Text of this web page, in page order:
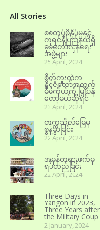
All Stories
စစ်တပ်ဖိနှိပ်မှုနှင့်
ကရင်နီပြည်နယ်ရှိ
ခုခံတော်လှန်ရေး
အဖွဲ့များ
25 April, 2024
စိတ်ကူးထဲက
နိုင်ငံတော်အတွက်
မိမိကိုယ်ကို မြှုပ်နှံ
တော့မယ်ဆိုရင်
23 April, 2024
တက္ကသိုလ်မြေမှ
စွန့်ခွာခြင်း
22 April, 2024
အမှန်တရားဖက်မှ
ရပ်တည်ခြင်း
22 April, 2024
Three Days in
Yangon in 2023,
Three Years after
the Military Coup
2 January, 2024